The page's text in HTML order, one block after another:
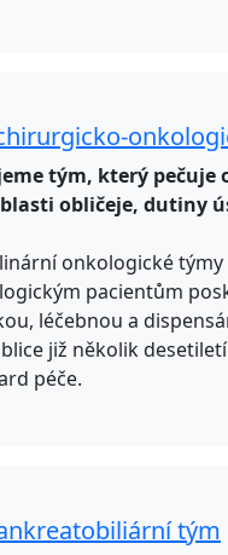
tým, který pečuje
obličeje, dutiny
onkologické týmy
pacientům
léčebnou a
již několik
péče.
tým